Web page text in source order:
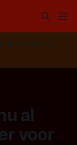
🦋 Bluesky
✉️
al
voor